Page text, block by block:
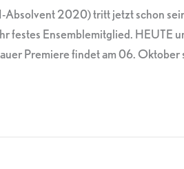
Absolvent 2020) tritt jetzt schon
festes Ensemblemitglied. HEUTE
Premiere findet am 06. Oktober